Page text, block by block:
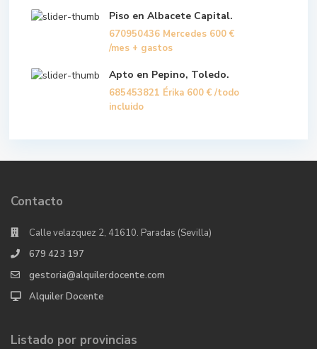
Piso en Albacete Capital.
670950436 Mercedes 600 €
/mes + gastos
Apto en Pepino, Toledo.
685453821 Érika 600 € /todo
incluido
Contacto
Calle velazquez 2, 41610. Paradas (Sevilla)
679 423 197
gestoria@alquilerdocente.com
Alquiler Docente
Listado por provincias